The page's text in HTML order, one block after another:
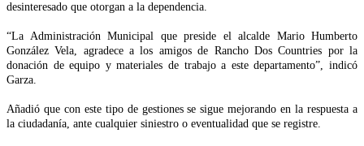
desinteresado que otorgan a la dependencia.
“La Administración Municipal que preside el alcalde Mario Humberto
González Vela, agradece a los amigos de Rancho Dos Countries por la
donación de equipo y materiales de trabajo a este departamento”, indicó
Garza.
Añadió que con este tipo de gestiones se sigue mejorando en la respuesta a
la ciudadanía, ante cualquier siniestro o eventualidad que se registre.